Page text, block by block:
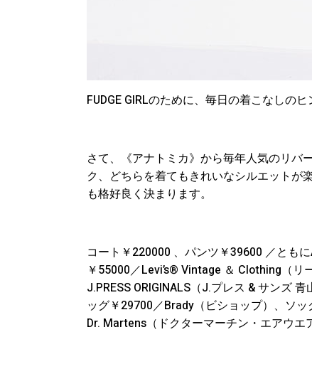
FUDGE GIRLのために、毎日の着こなしの
さて、《アナトミカ》から毎年人気のリバ
ク、どちらを着てもきれいなシルエットが
も格好良く決まります。
コート￥220000 、パンツ￥39600 ／とも
￥55000／Levi’s®️ Vintage ＆ Clothing（
J.PRESS ORIGINALS（J.プレス & サンズ
ッグ￥29700／Brady（ビショップ）、ソ
Dr. Martens（ドクターマーチン・エアウエ